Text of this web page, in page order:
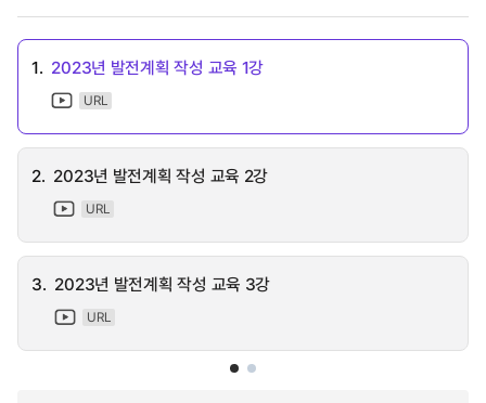
1. 2023년 발전계획 작성 교육 1강
URL
2. 2023년 발전계획 작성 교육 2강
URL
3. 2023년 발전계획 작성 교육 3강
URL